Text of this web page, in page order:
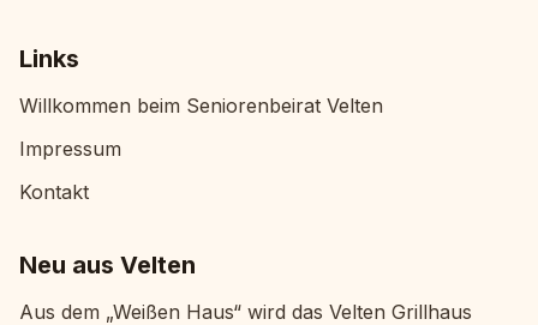
Links
Willkommen beim Seniorenbeirat Velten
Impressum
Kontakt
Neu aus Velten
Aus dem „Weißen Haus“ wird das Velten Grillhaus